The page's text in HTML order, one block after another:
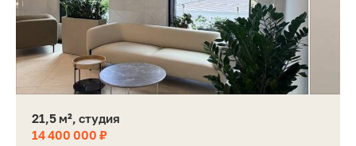
21,5 м², студия
14 400 000 ₽